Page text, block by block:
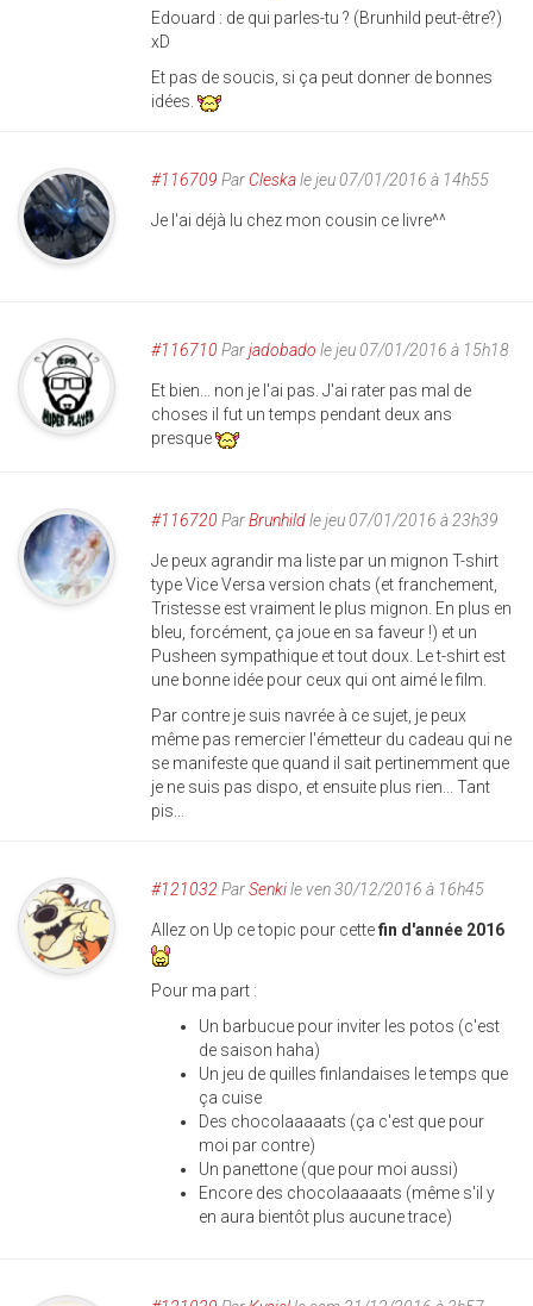
Edouard : de qui parles-tu ? (Brunhild peut-être?)
xD
Et pas de soucis, si ça peut donner de bonnes
idées.
#116709 Par Cleskale jeu 07/01/2016 à 14h55
Je l'ai déjà lu chez mon cousin ce livre^^
#116710 Parjadobado le jeu 07/01/2016 à 15h18
Et bien... non je l'ai pas. J'ai rater pas mal de
choses il fut un temps pendant deux ans
presque
#116720 ParBrunhildle jeu 07/01/2016 à 23h39
Je peux agrandir ma liste par un mignon T-shirt
type Vice Versa version chats (et franchement,
Tristesse est vraiment le plus mignon. En plus en
bleu, forcément, ça joue en sa faveur !) et un
Pusheen sympathique et tout doux. Le t-shirt est
une bonne idée pour ceux qui ont aimé le film.
Par contre je suis navrée à ce sujet, je peux
même pas remercier l'émetteur du cadeau qui ne
se manifeste que quand il sait pertinemment que
je ne suis pas dispo, et ensuite plus rien... Tant
pis...
#121032 ParSenkile ven 30/12/2016 à 16h45
Allez on Up ce topic pour cettefin d'année 2016
Pour ma part :
Un barbucue pour inviter les potos (c'est
de saison haha)
Un jeu de quilles finlandaises le temps que
ça cuise
Des chocolaaaaats (ça c'est que pour
moi par contre)
Un panettone (que pour moi aussi)
Encore des chocolaaaaats (même s'il y
en aura bientôt plus aucune trace)